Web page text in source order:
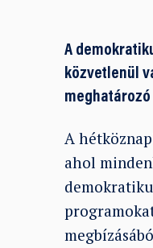
A
közvetlenül
A
ahol